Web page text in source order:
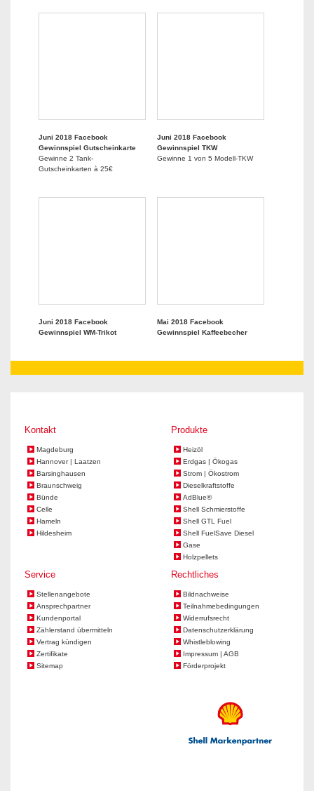
Juni 2018 Facebook
Gewinnspiel Gutscheinkarte
Gewinne 2 Tank-
Gutscheinkarten à 25€
Juni 2018 Facebook
Gewinnspiel TKW
Gewinne 1 von 5 Modell-TKW
Juni 2018 Facebook
Gewinnspiel WM-Trikot
Mai 2018 Facebook
Gewinnspiel Kaffeebecher
Kontakt
Magdeburg
Hannover | Laatzen
Barsinghausen
Braunschweig
Bünde
Celle
Hameln
Hildesheim
Produkte
Heizöl
Erdgas | Ökogas
Strom | Ökostrom
Dieselkraftstoffe
AdBlue®
Shell Schmierstoffe
Shell GTL Fuel
Shell FuelSave Diesel
Gase
Holzpellets
Service
Stellenangebote
Ansprechpartner
Kundenportal
Zählerstand übermitteln
Vertrag kündigen
Zertifikate
Sitemap
Rechtliches
Bildnachweise
Teilnahmebedingungen
Widerrufsrecht
Datenschutzerklärung
Whistleblowing
Impressum | AGB
Förderprojekt